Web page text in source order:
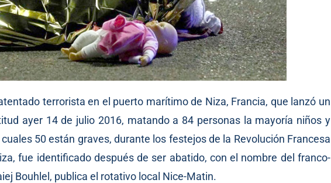
terrorista en el puerto marítimo de Niza, Francia, que lanzó un
ayer 14 de julio 2016, matando a 84 personas la mayoría niños y
50 están graves, durante los festejos de la Revolución Francesa
fue identificado después de ser abatido, con el nombre del franco-
Bouhlel, publica el rotativo local Nice-Matin.